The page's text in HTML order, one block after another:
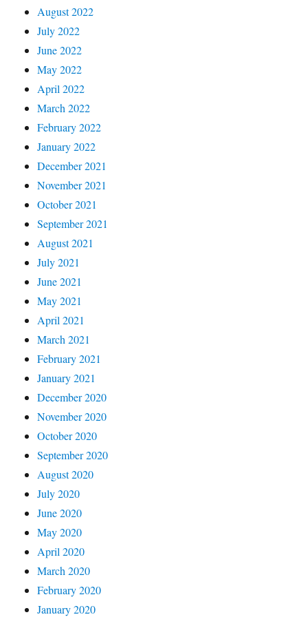
August 2022
July 2022
June 2022
May 2022
April 2022
March 2022
February 2022
January 2022
December 2021
November 2021
October 2021
September 2021
August 2021
July 2021
June 2021
May 2021
April 2021
March 2021
February 2021
January 2021
December 2020
November 2020
October 2020
September 2020
August 2020
July 2020
June 2020
May 2020
April 2020
March 2020
February 2020
January 2020